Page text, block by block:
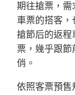
期往搶票，
車票的搭客，
搶節后的返程
票，幾乎跟
俏。
依照客票預售